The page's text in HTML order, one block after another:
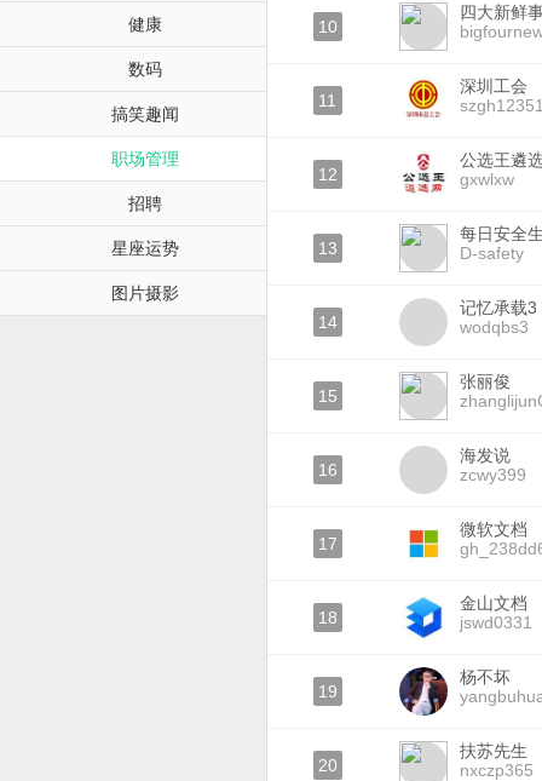
健康
数码
搞笑趣闻
职场管理
招聘
星座运势
图片摄影
10
四大新鲜
11
深圳工会
12
公选王遴
gxwlxw
13
每日安全
D-safety
14
记忆承载3
wodqbs3
15
张丽俊
16
海发说
zcwy399
17
微软文档
18
金山文档
jswd0331
19
杨不坏
20
扶苏先生
nxczp365